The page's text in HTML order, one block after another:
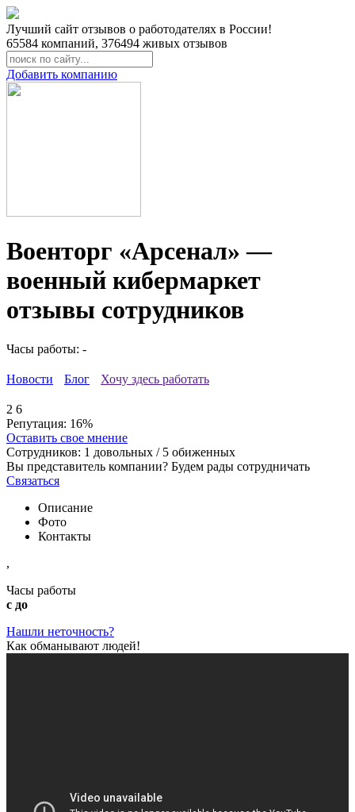
Лучший сайт отзывов о работодателях в России!
65584 компаний, 376494 живых отзывов
Добавить компанию
Военторг «Арсенал» —
военный кибермаркет
отзывы сотрудников
Часы работы: -
Новости Блог Хочу здесь работать
2 6
Репутация: 16%
Оставить свое мнение
Сотрудников: 1 довольных / 5 обиженных
Вы представитель компании? Будем рады сотрудничать
Связаться
Описание
Фото
Контакты
,
Часы работы
с до
Нашли неточность?
Как обманывают людей!